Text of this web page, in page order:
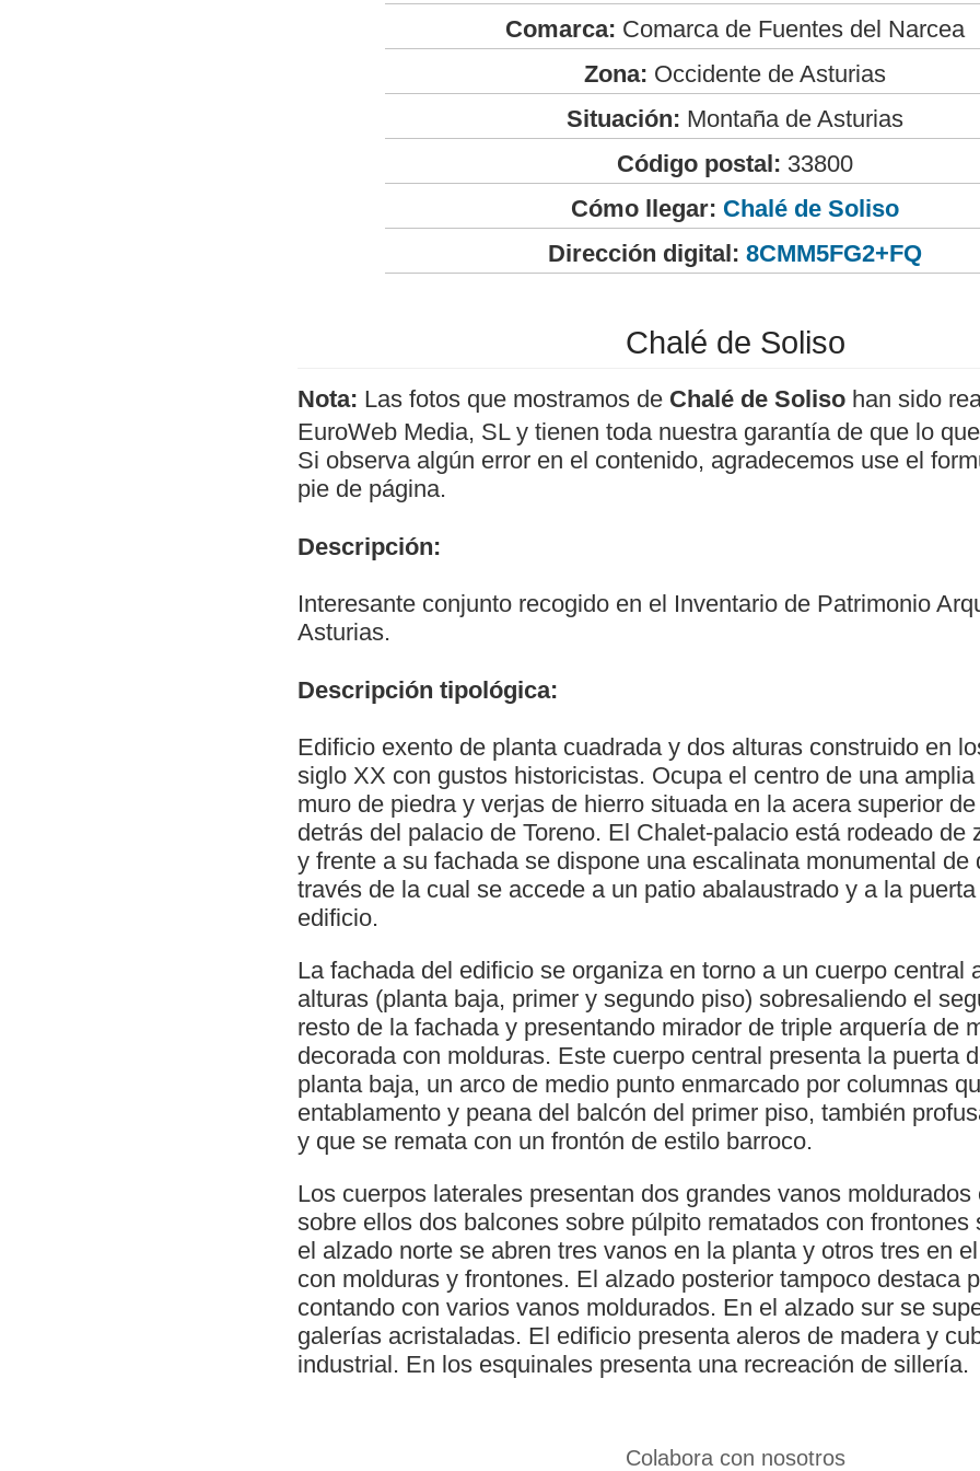
Comarca: Comarca de Fuentes del Narcea
Zona: Occidente de Asturias
Situación: Montaña de Asturias
Código postal: 33800
Cómo llegar: Chalé de Soliso
Dirección digital: 8CMM5FG2+FQ
Chalé de Soliso
Nota: Las fotos que mostramos de Chalé de Soliso han sido
EuroWeb Media, SL y tienen toda nuestra garantía de que lo
Si observa algún error en el contenido, agradecemos use el
pie de página.
Descripción:
Interesante conjunto recogido en el Inventario de Patrimonio
Asturias.
Descripción tipológica:
Edificio exento de planta cuadrada y dos alturas construido en
siglo XX con gustos historicistas. Ocupa el centro de una
muro de piedra y verjas de hierro situada en la acera superior
detrás del palacio de Toreno. El Chalet-palacio está rodeado de
y frente a su fachada se dispone una escalinata monumental de
través de la cual se accede a un patio abalaustrado y a la
edificio.
La fachada del edificio se organiza en torno a un cuerpo central
alturas (planta baja, primer y segundo piso) sobresaliendo el
resto de la fachada y presentando mirador de triple arquería de
decorada con molduras. Este cuerpo central presenta la puerta
planta baja, un arco de medio punto enmarcado por columnas
entablamento y peana del balcón del primer piso, también
y que se remata con un frontón de estilo barroco.
Los cuerpos laterales presentan dos grandes vanos
sobre ellos dos balcones sobre púlpito rematados con frontones
el alzado norte se abren tres vanos en la planta y otros tres en
con molduras y frontones. El alzado posterior tampoco destaca
contando con varios vanos moldurados. En el alzado sur se
galerías acristaladas. El edificio presenta aleros de madera y
industrial. En los esquinales presenta una recreación de sillería.
Colabora con nosotros